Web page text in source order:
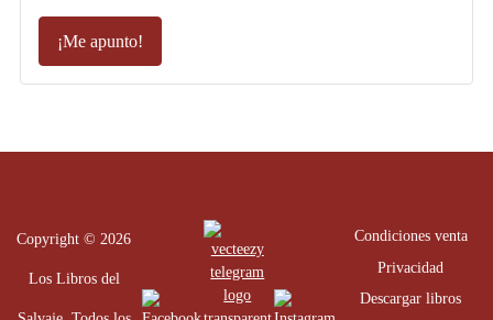
Copyright © 2026
Los Libros del
Condiciones venta
Privacidad
Descargar libros